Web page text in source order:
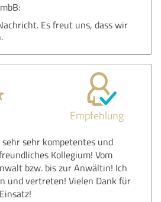
Es freut uns, dass wir
Empfehlung
sehr kompetentes und
Kollegium! Vom
bzw. bis zur Anwältin! Ich
und vertreten! Vielen Dank für